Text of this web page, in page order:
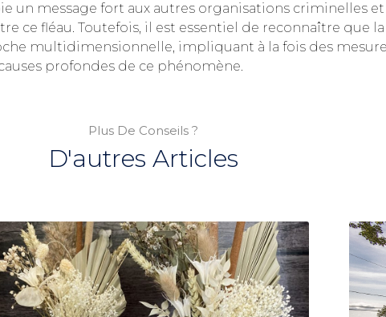
un message fort aux autres organisations criminelles
ce fléau. Toutefois, il est essentiel de reconnaître que
multidimensionnelle, impliquant à la fois des
profondes de ce phénomène.
Plus De Conseils ?
D'autres Articles